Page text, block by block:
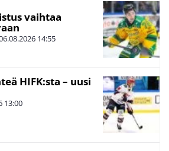
vaihtaa
14:55
HIFK:sta – uusi
13:00